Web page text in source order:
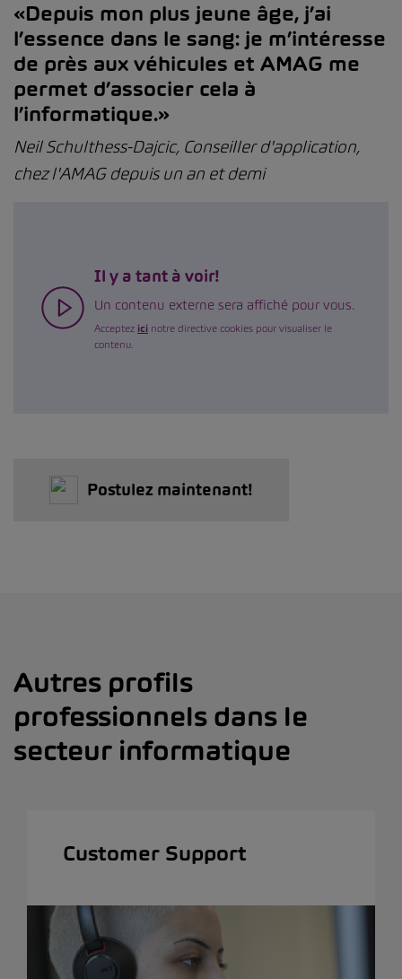
«Depuis mon plus jeune âge, j’ai
l’essence dans le sang: je m’intéresse
de près aux véhicules et AMAG me
permet d’associer cela à
l’informatique.»
Neil Schulthess-Dajcic, Conseiller d'application,
chez l'AMAG depuis un an et demi
Il y a tant à voir!
Un contenu externe sera affiché pour vous.
Acceptez ici notre directive cookies pour visualiser le
contenu.
Postulez maintenant!
Autres profils
professionnels dans le
secteur informatique
Customer Support